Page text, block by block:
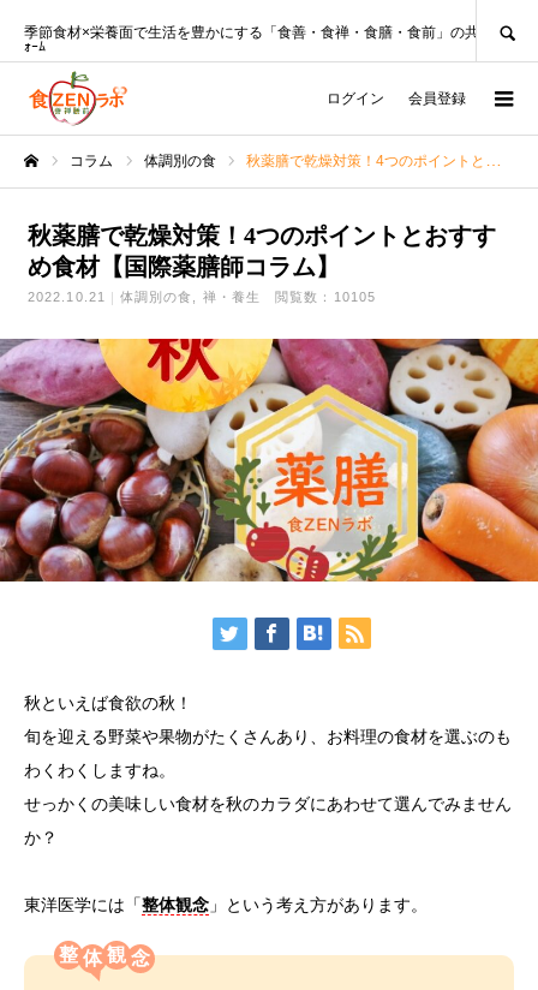
季節食材×栄養面で生活を豊かにする「食善・食禅・食膳・食前」の共創ﾌﾟﾗｯﾄﾌ
ｫｰﾑ
ログイン 会員登録
コラム 体調別の食 秋薬膳で乾燥対策！4つのポイントとおすすめ食材【国際薬膳師コラム】
秋薬膳で乾燥対策！4つのポイントとおすす
め食材【国際薬膳師コラム】
2022.10.21 体調別の食 禅・養生 閲覧数：10105
秋といえば食欲の秋！
旬を迎える野菜や果物がたくさんあり、お料理の食材を選ぶのも
わくわくしますね。
せっかくの美味しい食材を秋のカラダにあわせて選んでみません
か？
東洋医学には「整体観念 」という考え方があります。
整 観